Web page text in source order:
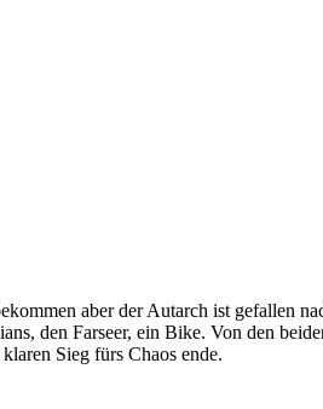
aber der Autarch ist gefallen
den Farseer, ein Bike. Von den
Sieg fürs Chaos ende.